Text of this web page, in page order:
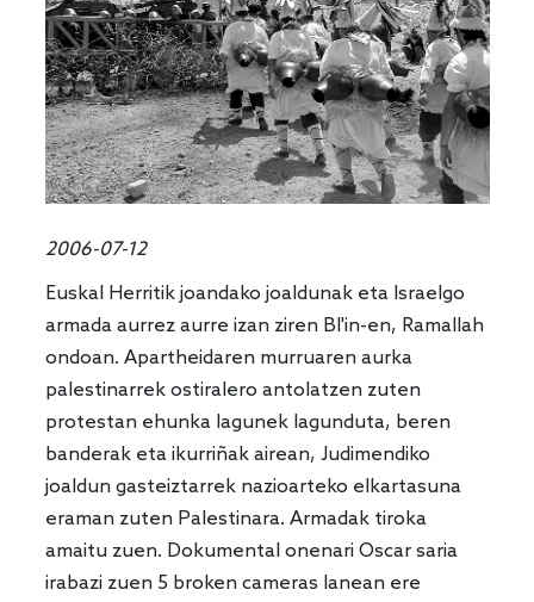
2006-07-12
Euskal Herritik joandako joaldunak eta Israelgo
armada aurrez aurre izan ziren Bl'in-en, Ramallah
ondoan. Apartheidaren murruaren aurka
palestinarrek ostiralero antolatzen zuten
protestan ehunka lagunek lagunduta, beren
banderak eta ikurriñak airean, Judimendiko
joaldun gasteiztarrek nazioarteko elkartasuna
eraman zuten Palestinara. Armadak tiroka
amaitu zuen. Dokumental onenari Oscar saria
irabazi zuen 5 broken cameras lanean ere